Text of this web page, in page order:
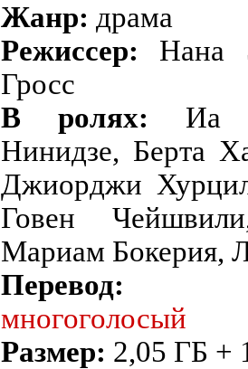
Жанр: драма
Режиссер: Нана
Гросс
В ролях: Иа
Нинидзе, Берта
Джиорджи
Говен
Мариам Бокерия,
многоголосый
Размер: 2,05 ГБ +